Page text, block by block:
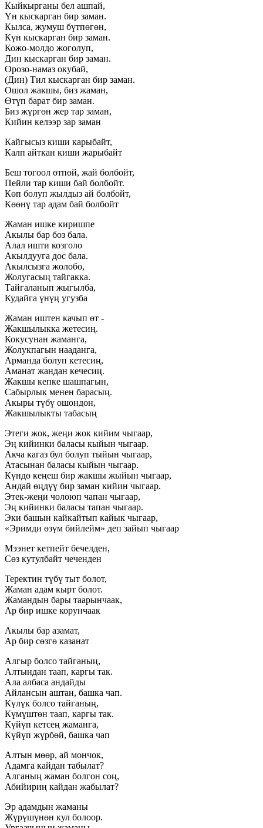
Кыйкырганы бел ашпай,
Үн кыскарган бир заман.
Кылса, жумуш бүтпөгөн,
Күн кыскарган бир заман.
Кожо-молдо жоголуп,
Дин кыскарган бир заман.
Орозо-намаз окубай,
(Дин) Тил кыскарган бир заман.
Ошол жакшы, биз жаман,
Өтүп барат бир заман.
Биз жүргөн жер тар заман,
Кийин келээр зар заман
Кайгысыз киши карыбайт,
Калп айткан киши жарыбайт
Беш тогоол өтпөй, жай болбойт,
Пейли тар киши бай болбойт.
Көп болуп жылдыз ай болбойт,
Көөнү тар адам бай болбойт
Жаман ишке киришпе
Акылы бар боз бала.
Алал ишти козголо
Акылдууга дос бала.
Акылсызга жолобо,
Жолугасың тайгакка.
Тайгаланып жыгылба,
Кудайга үнүң угузба
Жаман иштен качып өт -
Жакшылыкка жетесиң.
Кокусунан жаманга,
Жолукпагын нааданга,
Арманда болуп кетесиң,
Аманат жандан кечесиң.
Жакшы кепке шашпагын,
Сабырлык менен барасың.
Акыры түбү ошондон,
Жакшылыкты табасың
Этеги жок, жеңи жок кийим чыгаар,
Эң кийинки баласы кыйын чыгаар.
Акча кагаз бул болуп тыйын чыгаар,
Атасынан баласы кыйын чыгаар.
Күндө кеңеш бир жакшы жыйын чыгаар,
Андай өңдүү бир заман кийин чыгаар.
Этек-жеңи чолоюп чапан чыгаар,
Эң кийинки баласы тапан чыгаар.
Эки башын кайкайтып кайык чыгаар,
«Эримди өзүм бийлейм» деп зайып чыгаар
Мээнет кетпейт бечелден,
Сөз кутулбайт чеченден
Теректин түбү тыт болот,
Жаман адам кырт болот.
Жамандын бары таарынчаак,
Ар бир ишке корунчаак
Акылы бар азамат,
Ар бир сөзгө казанат
Алгыр болсо тайганың,
Алтындан таап, каргы так.
Ала албаса андайды
Айлансын аштан, башка чап.
Күлүк болсо тайганың,
Күмүштөн таап, каргы так.
Күйүп кетсең жаманга,
Күйүп жүрбөй, башка чап
Алтын мөөр, ай мончок,
Адамга кайдан табылат?
Алганың жаман болгон соң,
Абийириң кайдан жабылат?
Эр адамдын жаманы
Жүрүшүнөн кул болоор.